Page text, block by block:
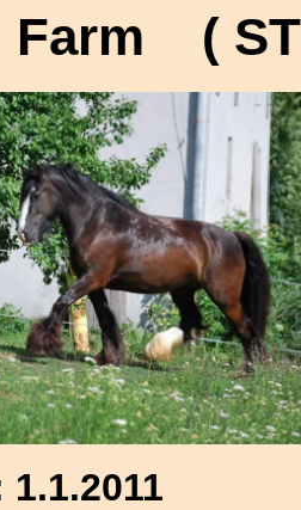
Farm (